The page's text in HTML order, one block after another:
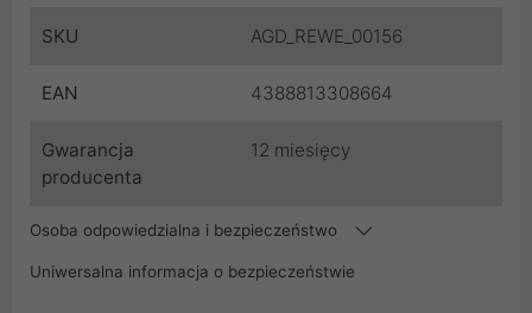
SKU AGD_REWE_00156
EAN 4388813308664
Gwarancja
producenta
12 miesięcy
Osoba odpowiedzialna i bezpieczeństwo
Uniwersalna informacja o bezpieczeństwie